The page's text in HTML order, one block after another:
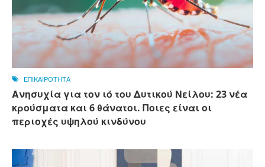
ΕΠΙΚΑΙΡΟΤΗΤΑ
Ανησυχία για τον ιό του Δυτικού Νείλου: 23 νέα
κρούσματα και 6 θάνατοι. Ποιες είναι οι
περιοχές υψηλού κινδύνου